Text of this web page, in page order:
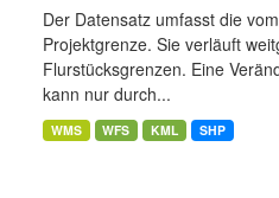
Der Datensatz umfasst die
Projektgrenze. Sie verläuft
Flurstücksgrenzen. Eine
kann nur durch...
WMS WFS KML SHP